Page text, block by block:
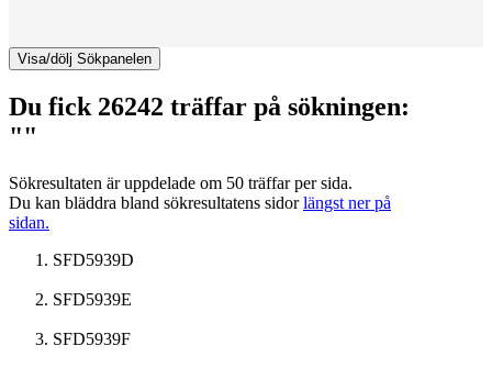
Visa/dölj Sökpanelen
Du fick 26242 träffar på sökningen:
""
Sökresultaten är uppdelade om 50 träffar per sida.
Du kan bläddra bland sökresultatens sidorlängst ner på
sidan.
SFD5939D
SFD5939E
SFD5939F